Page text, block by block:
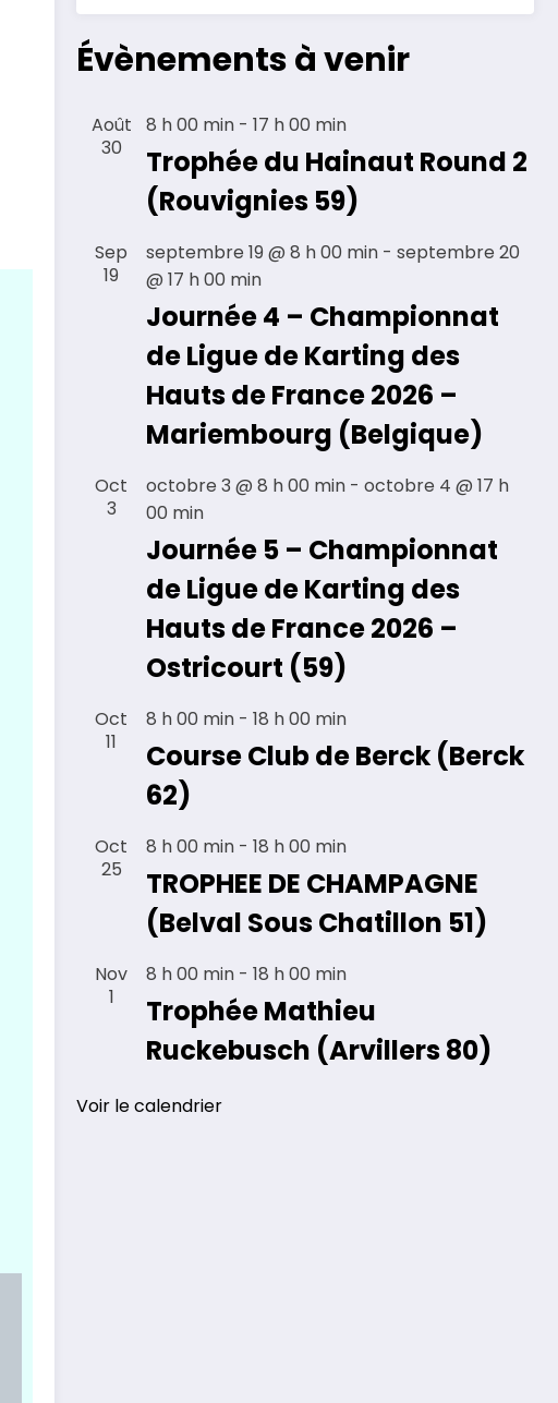
Évènements à venir
Août
30
8 h 00 min -17 h 00 min
Trophée du Hainaut Round 2
(Rouvignies 59)
Sep
19
septembre 19 @ 8 h 00 min -septembre 20
@ 17 h 00 min
Journée 4 – Championnat
de Ligue de Karting des
Hauts de France 2026 –
Mariembourg (Belgique)
Oct
3
octobre 3 @ 8 h 00 min -octobre 4 @ 17 h
00 min
Journée 5 – Championnat
de Ligue de Karting des
Hauts de France 2026 –
Ostricourt (59)
Oct
11
8 h 00 min -18 h 00 min
Course Club de Berck (Berck
62)
Oct
25
8 h 00 min -18 h 00 min
TROPHEE DE CHAMPAGNE
(Belval Sous Chatillon 51)
Nov
1
8 h 00 min -18 h 00 min
Trophée Mathieu
Ruckebusch (Arvillers 80)
Voir le calendrier